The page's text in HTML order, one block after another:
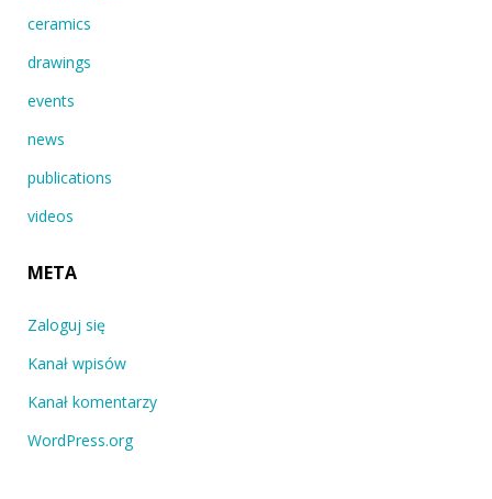
ceramics
drawings
events
news
publications
videos
META
Zaloguj się
Kanał wpisów
Kanał komentarzy
WordPress.org